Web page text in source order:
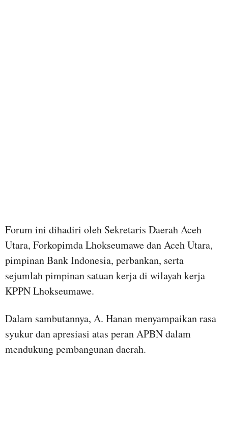
Forum ini dihadiri oleh Sekretaris Daerah Aceh
Utara, Forkopimda Lhokseumawe dan Aceh Utara,
pimpinan Bank Indonesia, perbankan, serta
sejumlah pimpinan satuan kerja di wilayah kerja
KPPN Lhokseumawe.
Dalam sambutannya, A. Hanan menyampaikan rasa
syukur dan apresiasi atas peran APBN dalam
mendukung pembangunan daerah.